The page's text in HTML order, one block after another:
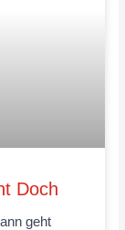
Doch
geht